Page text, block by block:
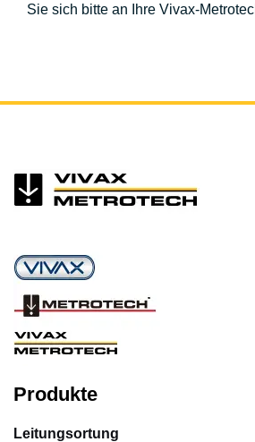
Sie sich bitte an Ihre Vivax-
Produkte
Leitungsortung